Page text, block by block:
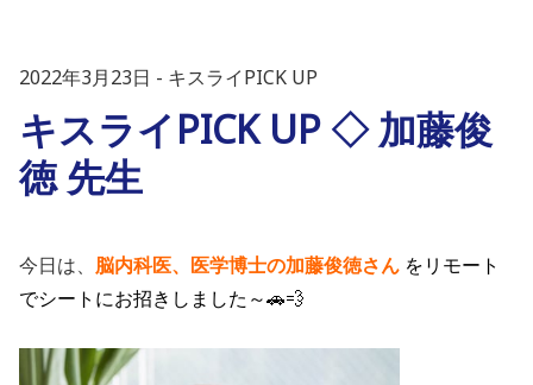
2022年3月23日 キスライPICK UP
キスライPICK UP ◇ 加藤俊
徳 先生
今日は、 脳内科医、医学博士の加藤俊徳さん をリモート
でシートにお招きしました～🚗💨